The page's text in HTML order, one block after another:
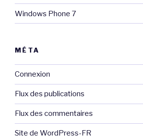
Windows Phone 7
MÉTA
Connexion
Flux des publications
Flux des commentaires
Site de WordPress-FR